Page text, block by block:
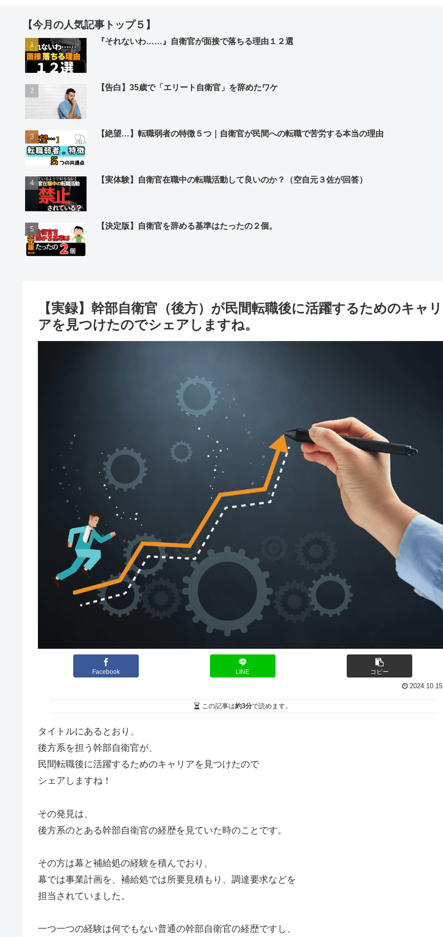
【今月の人気記事トップ５】
『それないわ……』自衛官が面接で落ちる理由１２選
【告白】35歳で「エリート自衛官」を辞めたワケ
【絶望…】転職弱者の特徴５つ｜自衛官が民間への転職で苦労する本当の理由
【実体験】自衛官在職中の転職活動して良いのか？（空自元３佐が回答）
【決定版】自衛官を辞める基準はたったの２個。
【実録】幹部自衛官（後方）が民間転職後に活躍するためのキャリ
アを見つけたのでシェアしますね。
Facebook LINE コピー
2024.10.15
この記事は約3分で読めます。
タイトルにあるとおり、
後方系を担う幹部自衛官が、
民間転職後に活躍するためのキャリアを見つけたので
シェアしますね！
その発見は、
後方系のとある幹部自衛官の経歴を見ていた時のことです。
その方は幕と補給処の経験を積んでおり、
幕では事業計画を、補給処では所要見積もり、調達要求などを
担当されていました。
一つ一つの経験は何でもない普通の幹部自衛官の経歴ですし、